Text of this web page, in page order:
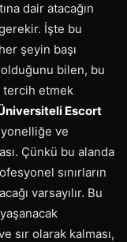
dair atacağın
İşte bu
şeyin başı
bilen, bu
tercih etmek
Escort
ve
Çünkü bu alanda
sınırların
varsayılır. Bu
sır olarak kalması,